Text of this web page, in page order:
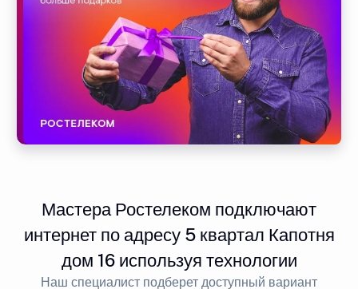
Мастера Ростелеком подключают
интернет по адресу 5 квартал Капотня
дом 16 используя технологии
Наш специалист подберет доступный вариант